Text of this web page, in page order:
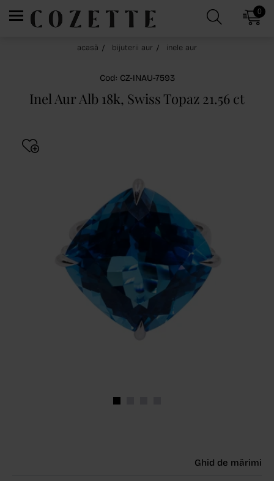
0
acasă bijuterii aur inele aur
Cod: CZ-INAU-7593
Inel Aur Alb 18k, Swiss Topaz 21.56 ct
Ghid de mărimi